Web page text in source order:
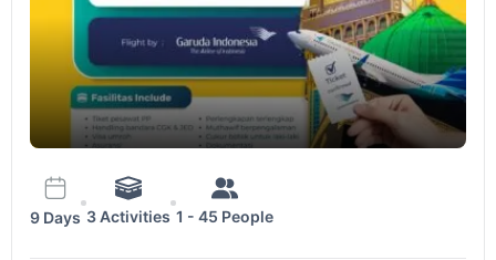
9 Days 3 Activities 1 - 45 People